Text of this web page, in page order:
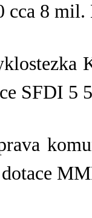
cca 8 mil.
SFDI 5